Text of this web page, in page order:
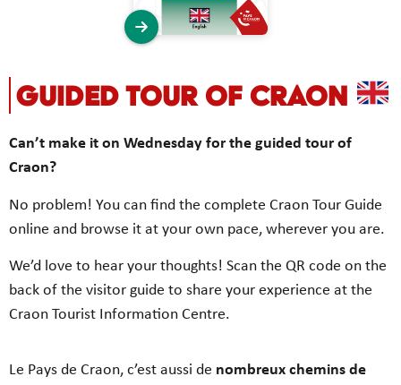
GUIDED TOUR OF CRAON
Can’t make it on Wednesday for the guided tour of
Craon?
No problem! You can find the complete Craon Tour Guide
online and browse it at your own pace, wherever you are.
We’d love to hear your thoughts! Scan the QR code on the
back of the visitor guide to share your experience at the
Craon Tourist Information Centre.
Le Pays de Craon, c’est aussi de nombreux chemins de